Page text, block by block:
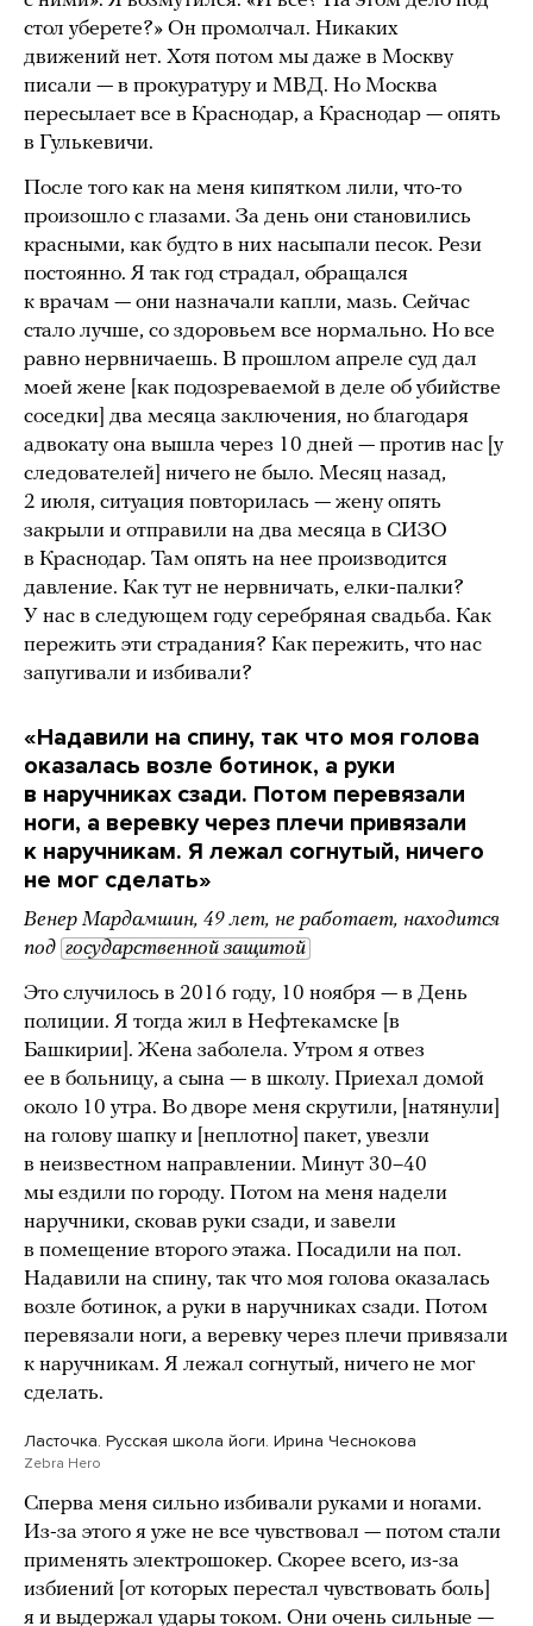
стол уберете?» Он промолчал. Никаких
движений нет. Хотя потом мы даже в Москву
писали — в прокуратуру и МВД. Но Москва
пересылает все в Краснодар, а Краснодар — опять
в Гулькевичи.
После того как на меня кипятком лили, что-то
произошло с глазами. За день они становились
красными, как будто в них насыпали песок. Рези
постоянно. Я так год страдал, обращался
к врачам — они назначали капли, мазь. Сейчас
стало лучше, со здоровьем все нормально. Но все
равно нервничаешь. В прошлом апреле суд дал
моей жене [как подозреваемой в деле об убийстве
соседки] два месяца заключения, но благодаря
адвокату она вышла через 10 дней — против нас [у
следователей] ничего не было. Месяц назад,
2 июля, ситуация повторилась — жену опять
закрыли и отправили на два месяца в СИЗО
в Краснодар. Там опять на нее производится
давление. Как тут не нервничать, елки-палки?
У нас в следующем году серебряная свадьба. Как
пережить эти страдания? Как пережить, что нас
запугивали и избивали?
«Надавили на спину, так что моя голова
оказалась возле ботинок, а руки
в наручниках сзади. Потом перевязали
ноги, а веревку через плечи привязали
к наручникам. Я лежал согнутый, ничего
не мог сделать»
Венер Мардамшин, 49 лет, не работает, находится
под государственной защитой
Это случилось в 2016 году, 10 ноября — в День
полиции. Я тогда жил в Нефтекамске [в
Башкирии]. Жена заболела. Утром я отвез
ее в больницу, а сына — в школу. Приехал домой
около 10 утра. Во дворе меня скрутили, [натянули]
на голову шапку и [неплотно] пакет, увезли
в неизвестном направлении. Минут 30–40
мы ездили по городу. Потом на меня надели
наручники, сковав руки сзади, и завели
в помещение второго этажа. Посадили на пол.
Надавили на спину, так что моя голова оказалась
возле ботинок, а руки в наручниках сзади. Потом
перевязали ноги, а веревку через плечи привязали
к наручникам. Я лежал согнутый, ничего не мог
сделать.
Ласточка. Русская школа йоги. Ирина Чеснокова
Zebra Hero
Сперва меня сильно избивали руками и ногами.
Из-за этого я уже не все чувствовал — потом стали
применять электрошокер. Скорее всего, из-за
избиений [от которых перестал чувствовать боль]
я и выдержал удары током. Они очень сильные —